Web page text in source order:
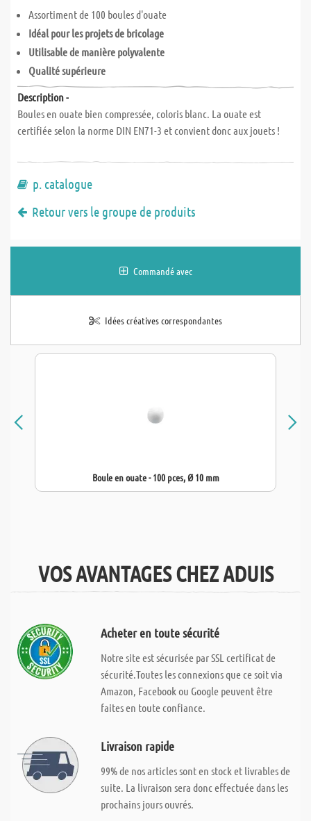
Assortiment de 100 boules d'ouate
Idéal pour les projets de bricolage
Utilisable de manière polyvalente
Qualité supérieure
Description -
Boules en ouate bien compressée, coloris blanc. La ouate est
certifiée selon la norme DIN EN71-3 et convient donc aux jouets !
p. catalogue
Retour vers le groupe de produits
Commandé avec
Idées créatives correspondantes
Boule en ouate - 100 pces, Ø 10 mm
VOS AVANTAGES CHEZ ADUIS
Acheter en toute sécurité
Notre site est sécurisée par SSL certificat de
sécurité.Toutes les connexions que ce soit via
Amazon, Facebook ou Google peuvent être
faites en toute confiance.
Livraison rapide
99% de nos articles sont en stock et livrables de
suite. La livraison sera donc effectuée dans les
prochains jours ouvrés.